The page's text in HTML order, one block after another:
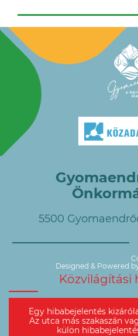
5500
Designed & Powered
Közvilágítási
Egy hibabejelentés
Az utca más szakaszán
külön